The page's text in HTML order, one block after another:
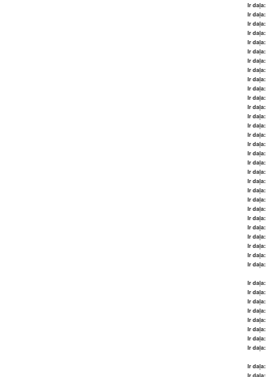
Ir daļa:
Ir daļa:
Ir daļa:
Ir daļa:
Ir daļa:
Ir daļa:
Ir daļa:
Ir daļa:
Ir daļa:
Ir daļa:
Ir daļa:
Ir daļa:
Ir daļa:
Ir daļa:
Ir daļa:
Ir daļa:
Ir daļa:
Ir daļa:
Ir daļa:
Ir daļa:
Ir daļa:
Ir daļa:
Ir daļa:
Ir daļa:
Ir daļa:
Ir daļa:
Ir daļa:
Ir daļa:
Ir daļa:
Ir daļa:
Ir daļa:
Ir daļa:
Ir daļa:
Ir daļa:
Ir daļa:
Ir daļa:
Ir daļa:
Ir daļa:
Ir daļa: